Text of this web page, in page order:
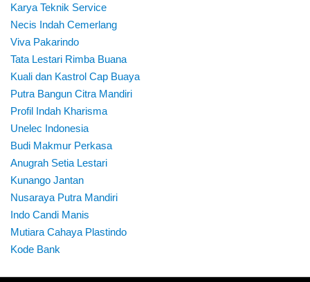
Karya Teknik Service
Necis Indah Cemerlang
Viva Pakarindo
Tata Lestari Rimba Buana
Kuali dan Kastrol Cap Buaya
Putra Bangun Citra Mandiri
Profil Indah Kharisma
Unelec Indonesia
Budi Makmur Perkasa
Anugrah Setia Lestari
Kunango Jantan
Nusaraya Putra Mandiri
Indo Candi Manis
Mutiara Cahaya Plastindo
Kode Bank